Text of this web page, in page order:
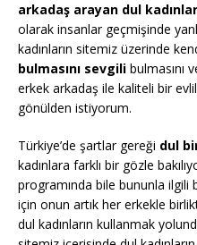
arkadaş arayan dul kadınlar
olarak insanlar geçmişinde
kadınların sitemiz üzerinde
bulmasını sevgili bulmasını
erkek arkadaş ile kaliteli bir
gönülden istiyorum.
Türkiye’de şartlar gereği dul
kadınlara farklı bir gözle
programında bile bununla ilgili
için onun artık her erkekle
dul kadınların kullanmak